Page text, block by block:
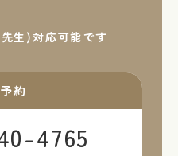
生)対応可能です
約
4765